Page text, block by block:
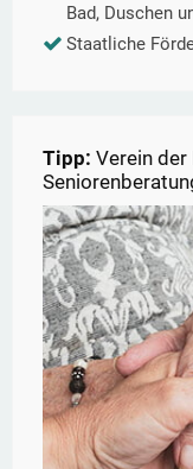
Bad, Duschen
Staatliche
Tipp: Verein